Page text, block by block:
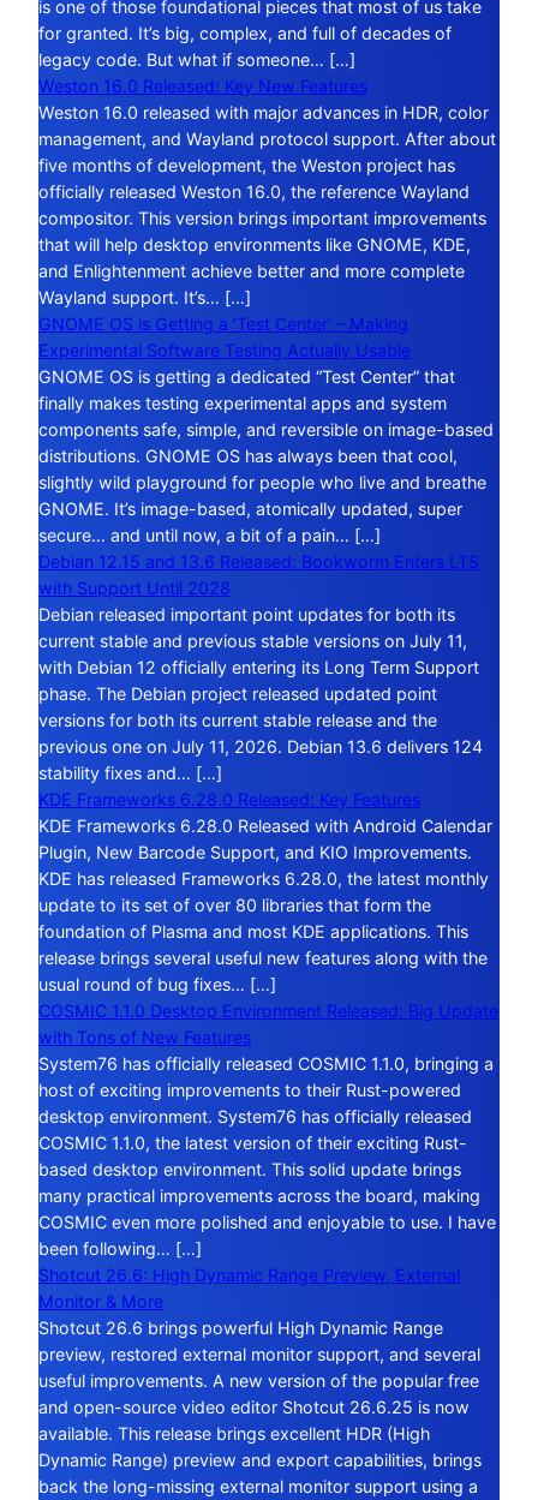
is one of those foundational pieces that most of us take
for granted. It’s big, complex, and full of decades of
legacy code. But what if someone… […]
Weston 16.0 Released: Key New Features
Weston 16.0 released with major advances in HDR, color
management, and Wayland protocol support. After about
five months of development, the Weston project has
officially released Weston 16.0, the reference Wayland
compositor. This version brings important improvements
that will help desktop environments like GNOME, KDE,
and Enlightenment achieve better and more complete
Wayland support. It’s… […]
GNOME OS is Getting a ‘Test Center’ – Making
Experimental Software Testing Actually Usable
GNOME OS is getting a dedicated “Test Center” that
finally makes testing experimental apps and system
components safe, simple, and reversible on image-based
distributions. GNOME OS has always been that cool,
slightly wild playground for people who live and breathe
GNOME. It’s image-based, atomically updated, super
secure… and until now, a bit of a pain… […]
Debian 12.15 and 13.6 Released: Bookworm Enters LTS
with Support Until 2028
Debian released important point updates for both its
current stable and previous stable versions on July 11,
with Debian 12 officially entering its Long Term Support
phase. The Debian project released updated point
versions for both its current stable release and the
previous one on July 11, 2026. Debian 13.6 delivers 124
stability fixes and… […]
KDE Frameworks 6.28.0 Released: Key Features
KDE Frameworks 6.28.0 Released with Android Calendar
Plugin, New Barcode Support, and KIO Improvements.
KDE has released Frameworks 6.28.0, the latest monthly
update to its set of over 80 libraries that form the
foundation of Plasma and most KDE applications. This
release brings several useful new features along with the
usual round of bug fixes… […]
COSMIC 1.1.0 Desktop Environment Released: Big Update
with Tons of New Features
System76 has officially released COSMIC 1.1.0, bringing a
host of exciting improvements to their Rust-powered
desktop environment. System76 has officially released
COSMIC 1.1.0, the latest version of their exciting Rust-
based desktop environment. This solid update brings
many practical improvements across the board, making
COSMIC even more polished and enjoyable to use. I have
been following… […]
Shotcut 26.6: High Dynamic Range Preview, External
Monitor & More
Shotcut 26.6 brings powerful High Dynamic Range
preview, restored external monitor support, and several
useful improvements. A new version of the popular free
and open-source video editor Shotcut 26.6.25 is now
available. This release brings excellent HDR (High
Dynamic Range) preview and export capabilities, brings
back the long-missing external monitor support using a